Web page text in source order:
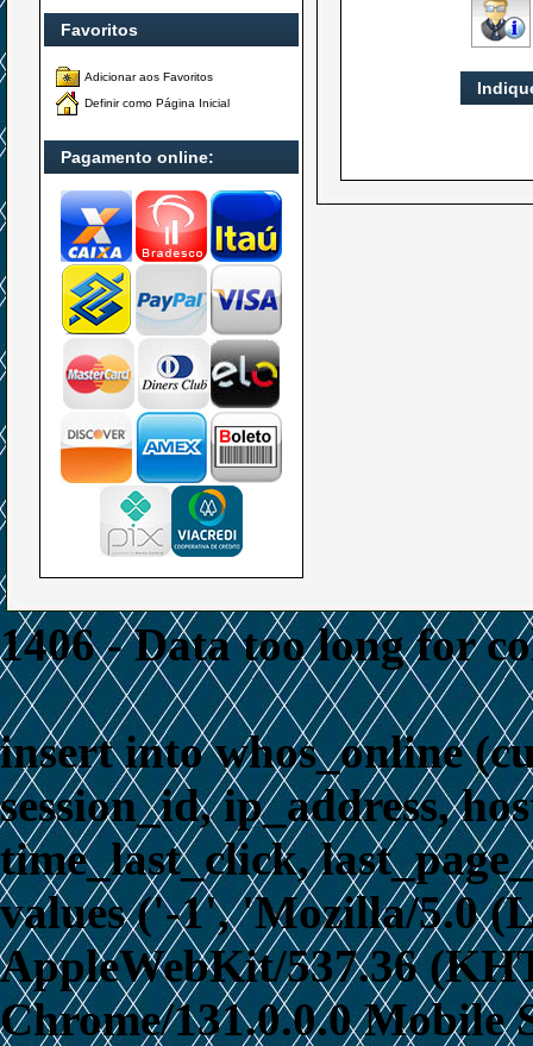
Favoritos
Adicionar aos Favoritos
Definir como Página Inicial
Pagamento online:
1406 - Data too long for
insert into whos_online
session_id, ip_address,
time_last_click,
values ('-1', 'Mozilla/5.0
AppleWebKit/537.36
Chrome/131.0.0.0 Mobile